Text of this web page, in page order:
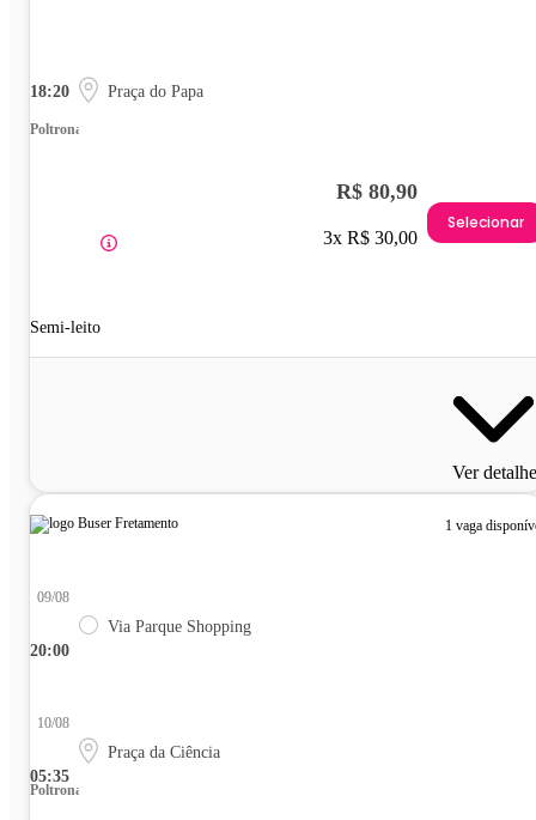
18:20 Praça do Papa
Poltrona
Semi-leito
R$ 80,90
3x R$ 30,00
Selecionar
Ver
1 vaga
20:00
09/08
Via Parque Shopping
05:35
10/08
Praça da Ciência
Poltrona